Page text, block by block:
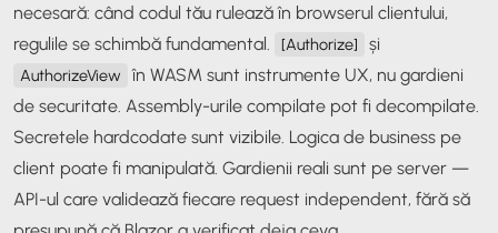
necesară: când codul tău rulează în browserul clientului,
regulile se schimbă fundamental.
[Authorize] și
AuthorizeView în WASM sunt instrumente UX, nu gardieni
de securitate. Assembly-urile compilate pot fi decompilate.
Secretele hardcodate sunt vizibile. Logica de business pe
client poate fi manipulată. Gardienii reali sunt pe server —
API-ul care validează fiecare request independent, fără să